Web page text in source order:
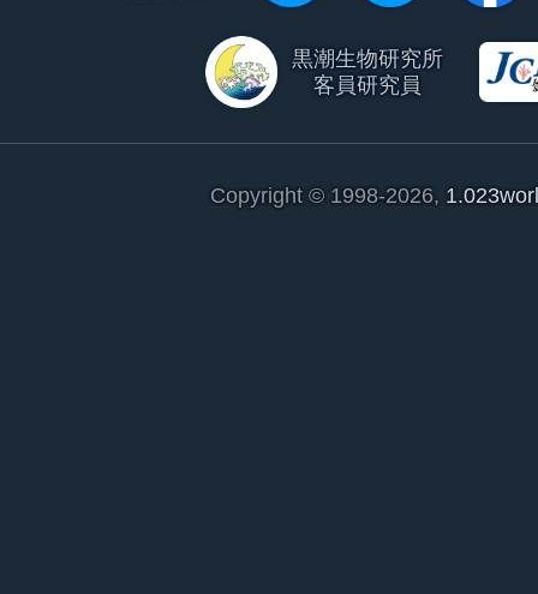
黒潮生物研究所
客員研究員
Copyright © 1998-2026,